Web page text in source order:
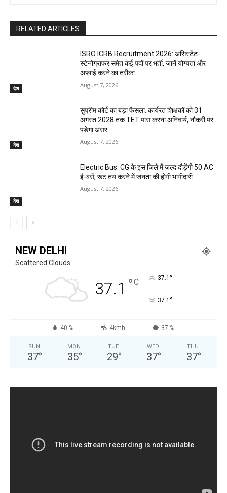
RELATED ARTICLES
देश
ISRO ICRB Recruitment 2026: असिस्टेंट-
स्टेनोग्राफर समेत कई पदों पर भर्ती, जानें योग्यता और
अप्लाई करने का तरीका
August 7, 2026
देश
सुप्रीम कोर्ट का बड़ा फैसला: कार्यरत शिक्षकों को 31
अगस्त 2028 तक TET पास करना अनिवार्य, नौकरी पर
पड़ेगा असर
August 7, 2026
देश
Electric Bus: CG के इस जिले में जल्द दौड़ेंगी 50 AC
ई-बसें, रूट तय करने में जनता की होगी भागीदारी
August 7, 2026
NEW DELHI
Scattered Clouds
37.1 °C 37.1 °
37.1 °
40 % 4kmh 37 %
SUN
37°
MON
35°
TUE
29°
WED
37°
THU
37°